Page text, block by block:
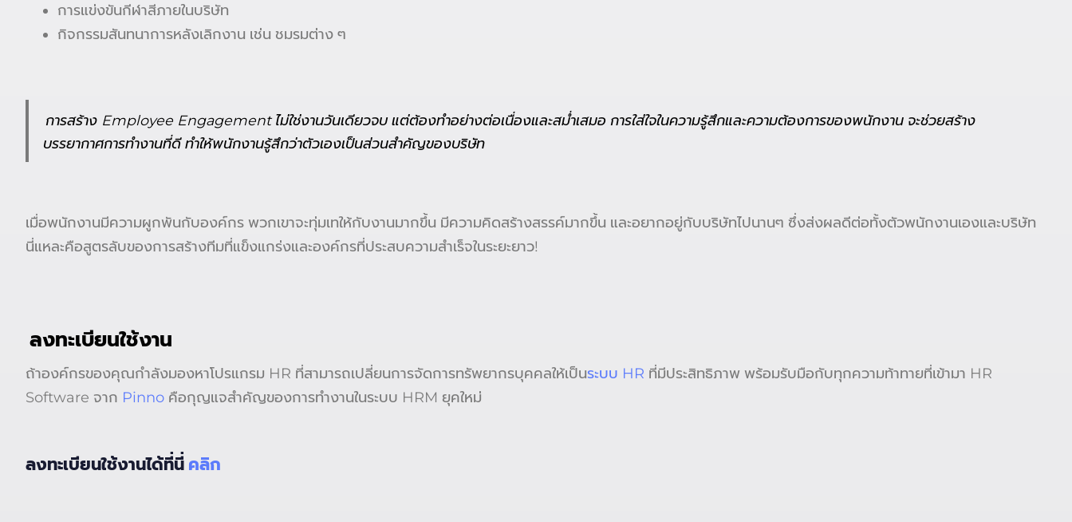
การแข่งขันกีฬาสีภายในบริษัท
กิจกรรมสันทนาการหลังเลิกงาน เช่น ชมรมต่าง ๆ
การสร้าง Employee Engagement ไม่ใช่งานวันเดียวจบ แต่ต้องทำอย่างต่อเนื่องและสม่ำเสมอ การใส่ใจในความรู้สึกและความต้องการของพนักงาน จะช่วยสร้าง
บรรยากาศการทำงานที่ดี ทำให้พนักงานรู้สึกว่าตัวเองเป็นส่วนสำคัญของบริษัท
เมื่อพนักงานมีความผูกพันกับองค์กร พวกเขาจะทุ่มเทให้กับงานมากขึ้น มีความคิดสร้างสรรค์มากขึ้น และอยากอยู่กับบริษัทไปนานๆ ซึ่งส่งผลดีต่อทั้งตัวพนักงานเองและบริษัท
นี่แหละคือสูตรลับของการสร้างทีมที่แข็งแกร่งและองค์กรที่ประสบความสำเร็จในระยะยาว!
ลงทะเบียนใช้งาน
ถ้าองค์กรของคุณกำลังมองหาโปรแกรม HR ที่สามารถเปลี่ยนการจัดการทรัพยากรบุคคลให้เป็นระบบ HR ที่มีประสิทธิภาพ พร้อมรับมือกับทุกความท้าทายที่เข้ามา HR
Software จาก Pinno คือกุญแจสำคัญของการทำงานในระบบ HRM ยุคใหม่
ลงทะเบียนใช้งานได้ที่นี่ คลิก